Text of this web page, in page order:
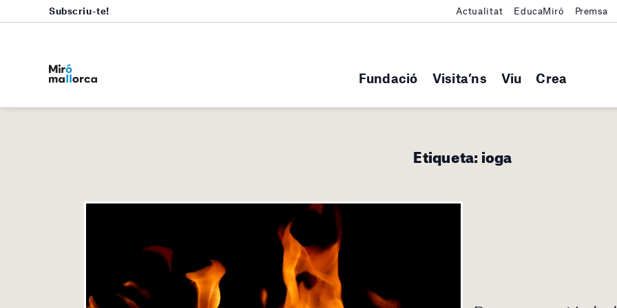
Fundació Visita’ns Viu Crea
Subscriu-te! Actualitat EducaMiró Premsa
Etiqueta: ioga